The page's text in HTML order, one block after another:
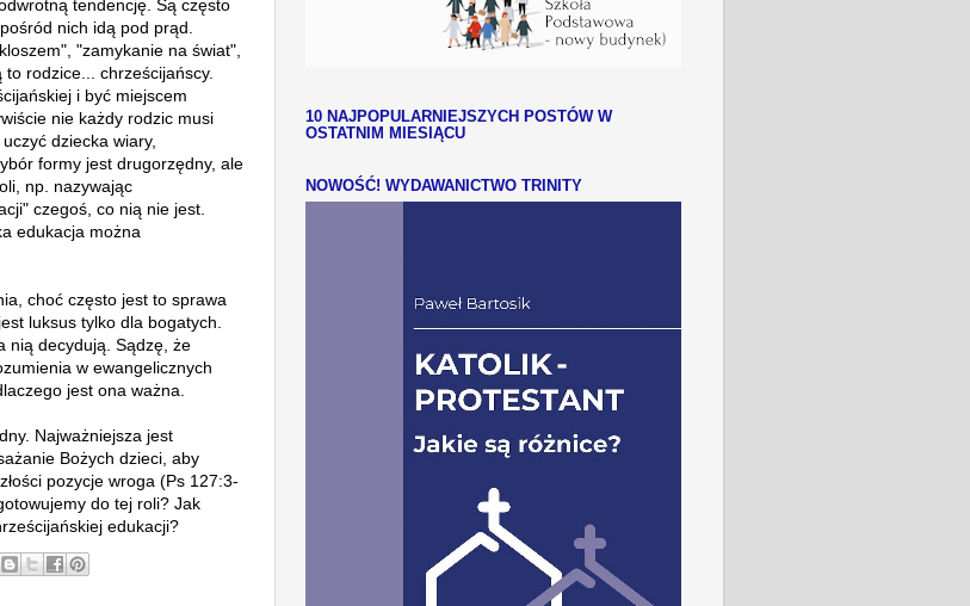
tendencję. Są często
nich idą pod prąd.
"zamykanie na świat",
rodzice... chrześcijańscy.
i być miejscem
nie każdy rodzic musi
dziecka wiary,
formy jest drugorzędny, ale
np. nazywając
czegoś, co nią nie jest.
edukacja można
choć często jest to sprawa
luksus tylko dla bogatych.
nią decydują. Sądzę, że
w ewangelicznych
jest ona ważna.
Najważniejsza jest
Bożych dzieci, aby
pozycje wroga (Ps 127:3-
do tej roli? Jak
edukacji?
10 NAJPOPULARNIEJSZYCH POSTÓW W
OSTATNIM MIESIĄCU
NOWOŚĆ! WYDAWANICTWO TRINITY